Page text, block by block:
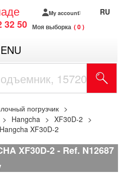
32 50
My account
Моя выборка 0
RU
погрузчик
Hangcha
XF30D-2
XF30D-2
XF30D-2 Ref. N12687